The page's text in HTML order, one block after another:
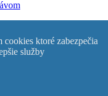
ktoré zabezpečia
služby